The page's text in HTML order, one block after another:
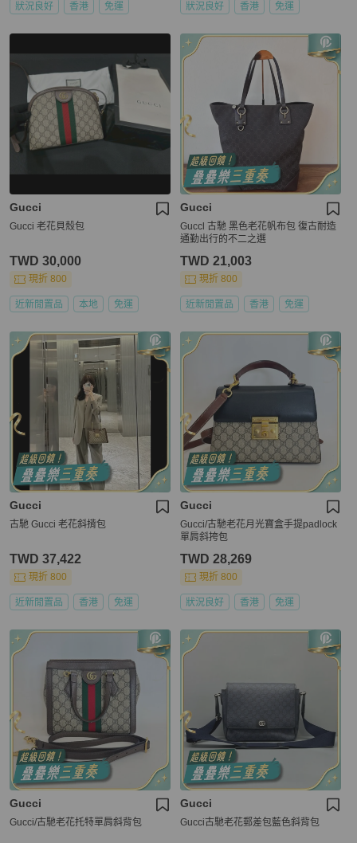
狀況良好 香港 免運 狀況良好 香港 免運
Gucci
Gucci 老花貝殼包
TWD 30,000
現折 800
近新閒置品 本地 免運
Gucci
Guccl 古馳 黑色老花帆布包 復古耐造
通勤出行的不二之選
TWD 21,003
現折 800
近新閒置品 香港 免運
Gucci
古馳 Gucci 老花斜揹包
TWD 37,422
現折 800
近新閒置品 香港 免運
Gucci
Gucci/古馳老花月光寶盒手提padlock
單肩斜挎包
TWD 28,269
現折 800
狀況良好 香港 免運
Gucci
Gucci/古馳老花托特單肩斜背包
Gucci
Gucci古馳老花郵差包藍色斜背包